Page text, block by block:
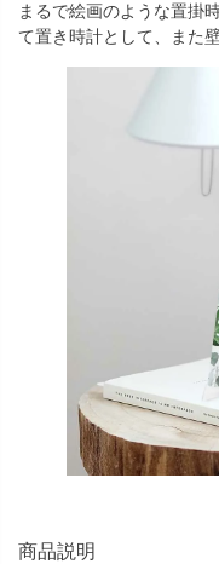
まるで絵画のような置掛
て置き時計として、また
商品説明